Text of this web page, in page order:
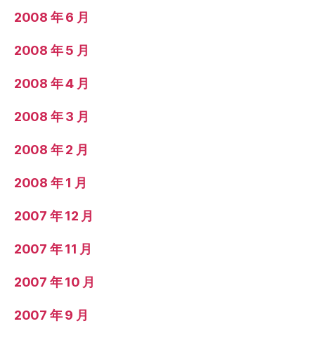
2008 年 6 月
2008 年 5 月
2008 年 4 月
2008 年 3 月
2008 年 2 月
2008 年 1 月
2007 年 12 月
2007 年 11 月
2007 年 10 月
2007 年 9 月